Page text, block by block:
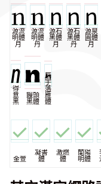
源流
明體
月
源流
明體
丹
源石
黑體
月
源石
黑體
丹
源泉
圓體
月
得
意
黑
饅頭
黑體
辰
宇
落
雁
體
金萱
凝書
體
激燃
體
蘭陽
明體